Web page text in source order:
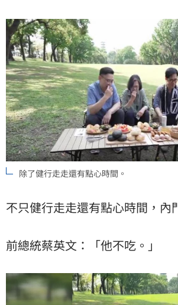
除了健行走走還有點心時間。
不只健行走走還有點心時間，內
前總統蔡英文：「他不吃。」